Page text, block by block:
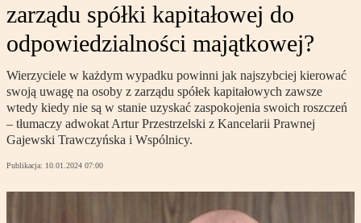
zarządu spółki kapitałowej do
odpowiedzialności majątkowej?
Wierzyciele w każdym wypadku powinni jak najszybciej kierować
swoją uwagę na osoby z zarządu spółek kapitałowych zawsze
wtedy kiedy nie są w stanie uzyskać zaspokojenia swoich roszczeń
– tłumaczy adwokat Artur Przestrzelski z Kancelarii Prawnej
Gajewski Trawczyńska i Wspólnicy.
Publikacja: 10.01.2024 07:00